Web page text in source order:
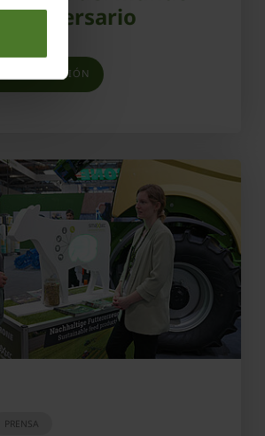
aniversario
INFORMACIÓN
PRENSA